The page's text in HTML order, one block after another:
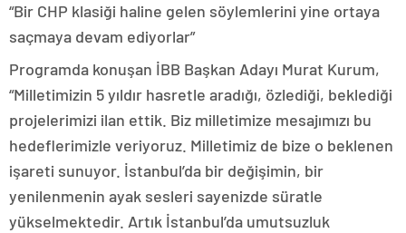
“Bir CHP klasiği haline gelen söylemlerini yine ortaya
saçmaya devam ediyorlar”
Programda konuşan İBB Başkan Adayı Murat Kurum,
“Milletimizin 5 yıldır hasretle aradığı, özlediği, beklediği
projelerimizi ilan ettik. Biz milletimize mesajımızı bu
hedeflerimizle veriyoruz. Milletimiz de bize o beklenen
işareti sunuyor. İstanbul’da bir değişimin, bir
yenilenmenin ayak sesleri sayenizde süratle
yükselmektedir. Artık İstanbul’da umutsuzluk